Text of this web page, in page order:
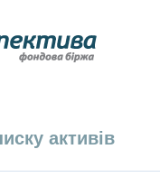
активів